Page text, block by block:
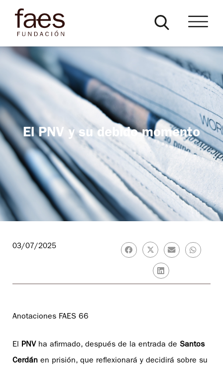
El PNV y su debido momento
03/07/2025
Anotaciones FAES 66
El PNV ha afirmado, después de la entrada de Santos
Cerdán en prisión, que reflexionará y decidirá sobre su